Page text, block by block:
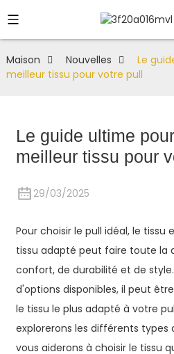
Maison Nouvelles
Le
meilleur tissu pour votre pull
Le guide ultime
meilleur tissu pour
29/03/2025
Pour choisir le pull idéal, le tissu
tissu adapté peut faire toute la
confort, de durabilité et de
d'options disponibles, il peut
le tissu le plus adapté à votre
explorerons les différents types
vous aiderons à choisir le tissu